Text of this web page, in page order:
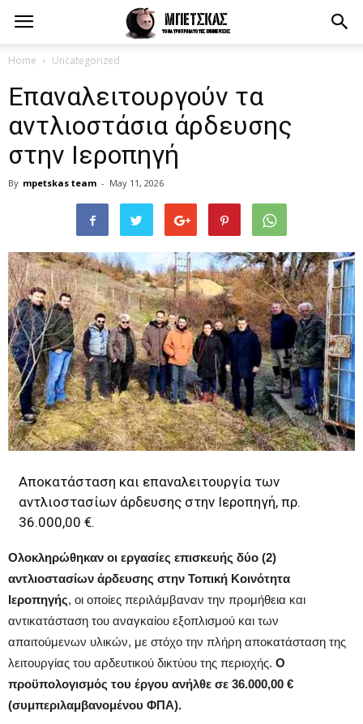
Home Uncategorized
Επαναλειτουργούν τα
αντλιοστάσια άρδευσης
στην Ιεροπηγή
By mpetskas team - May 11, 2026
Αποκατάσταση και επαναλειτουργία των
αντλιοστασίων άρδευσης στην Ιεροπηγή, πρ.
36.000,00 €.
Ολοκληρώθηκαν οι εργασίες επισκευής δύο (2)
αντλιοστασίων άρδευσης στην Τοπική Κοινότητα
Ιεροπηγής, οι οποίες περιλάμβαναν την προμήθεια και
αντικατάσταση του αναγκαίου εξοπλισμού και των
απαιτούμενων υλικών, με στόχο την πλήρη αποκατάσταση της
λειτουργίας του αρδευτικού δικτύου της περιοχής. Ο
προϋπολογισμός του έργου ανήλθε σε 36.000,00 €
(συμπεριλαμβανομένου ΦΠΑ).